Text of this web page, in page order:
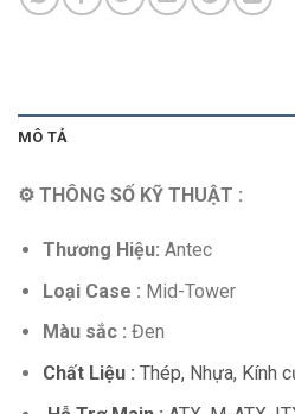
MÔ TẢ
⚙ THÔNG SỐ KỸ THUẬT :
Thương Hiệu: Antec
Loại Case : Mid-Tower
Màu sắc : Đen
Chất Liệu : Thép, Nhựa, Kính